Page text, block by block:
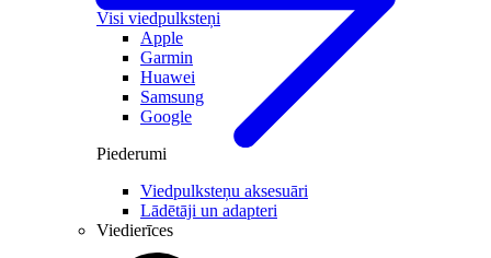
Visi viedpulksteņi
Apple
Garmin
Huawei
Samsung
Google
Piederumi
Viedpulksteņu aksesuāri
Lādētāji un adapteri
Viedierīces